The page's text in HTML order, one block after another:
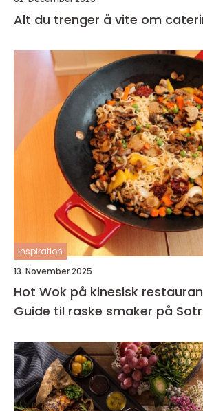
Alt du trenger å vite om
inspiration
13. November 2025
Hot Wok på kinesisk
Guide til raske smaker på